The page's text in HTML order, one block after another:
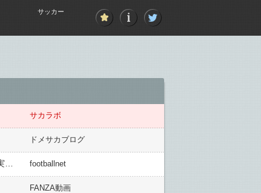
サッカー
サカラボ
ドメサカブログ
footballnet
FANZA動画